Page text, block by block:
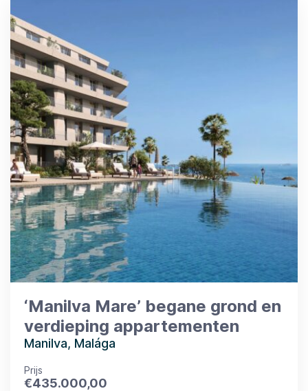
‘Manilva Mare’ begane grond en
verdieping appartementen
Manilva, Malága
Prijs
€435.000,00